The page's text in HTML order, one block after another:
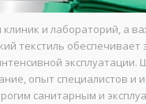
и лабораторий, а
текстиль обеспечивает
опыт специалистов и
санитарным и